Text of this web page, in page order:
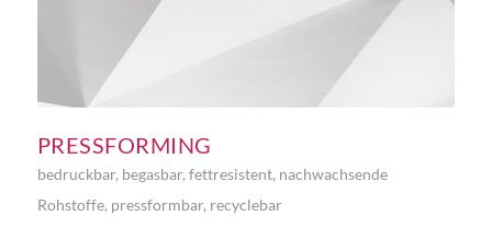
PRESSFORMING
bedruckbar, begasbar,fettresistent, nachwachsende
Rohstoffe, pressformbar, recyclebar